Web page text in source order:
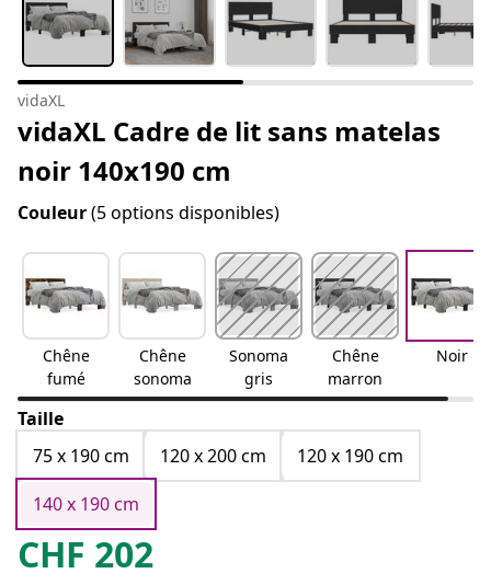
vidaXL
vidaXL Cadre de lit sans matelas
noir 140x190 cm
Couleur(5 options disponibles)
Chêne
fumé
Chêne
sonoma
Sonoma
gris
Chêne
marron
Noir
Taille
75 x 190 cm
120 x 200 cm
120 x 190 cm
140 x 190 cm
CHF 202